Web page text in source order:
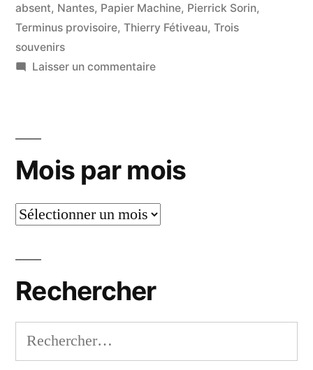
absent, Nantes, Papier Machine, Pierrick Sorin,
Terminus provisoire, Thierry Fétiveau, Trois
souvenirs
Laisser un commentairesur
bonne ?
Mois par mois
Mois
Rechercher
Rechercher :